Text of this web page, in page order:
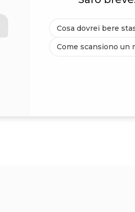
Cosa dovrei bere
Come scansiono un